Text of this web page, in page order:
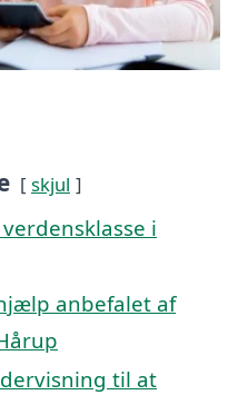
skjul
i
anbefalet af
til at